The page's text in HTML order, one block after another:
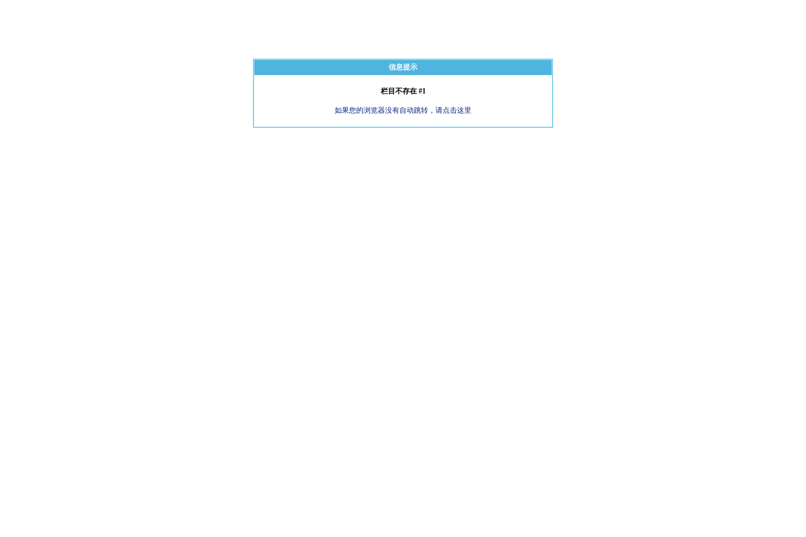
信息提示
栏目不存在 #1
如果您的浏览器没有自动跳转，请点击这里